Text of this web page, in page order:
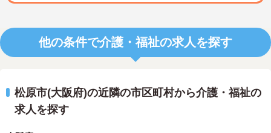
他の条件で介護・福祉の求人を探す
松原市(大阪府)の近隣の市区町村から介護・福祉の
求人を探す